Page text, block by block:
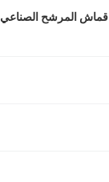
قماش المرشح الصناعي 550 غرام